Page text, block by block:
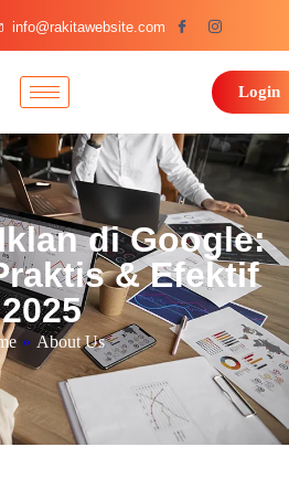
info@rakitawebsite.com
Login
di Google:
& Efektif
2025
» About Us